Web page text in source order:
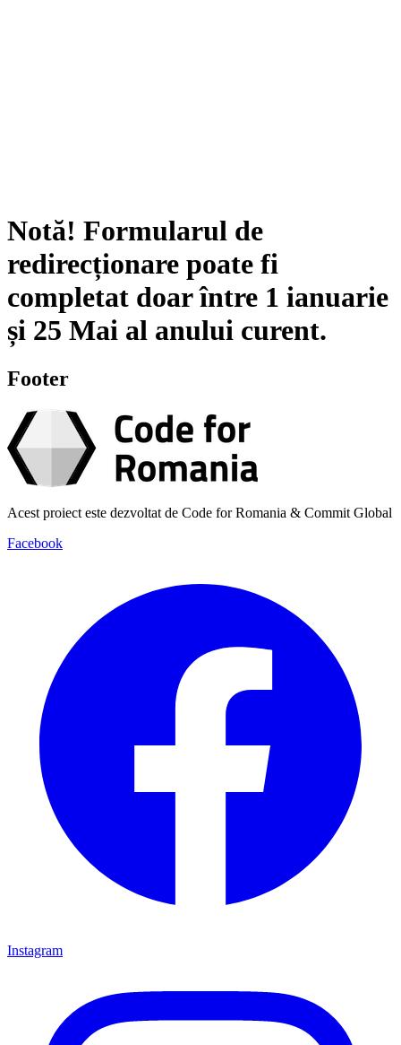
Notă! Formularul de
redirecționare poate fi
completat doar între 1 ianuarie
și 25 Mai al anului curent.
Footer
Acest proiect este dezvoltat de Code for Romania & Commit Global
Facebook
Instagram